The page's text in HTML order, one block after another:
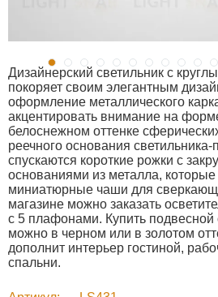
Дизайнерский светильник с
покоряет своим элегантным
оформление металлического
акцентировать внимание на
белоснежном оттенке
реечного основания
спускаются короткие рожки с
основаниями из металла,
миниатюрные чаши для
магазине можно заказать
с 5 плафонами. Купить подвесной
можно в черном или в золотом
дополнит интерьер гостиной,
спальни.